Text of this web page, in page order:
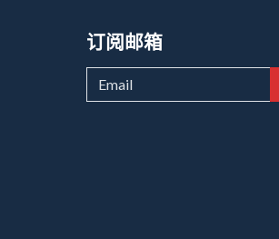
订阅邮箱